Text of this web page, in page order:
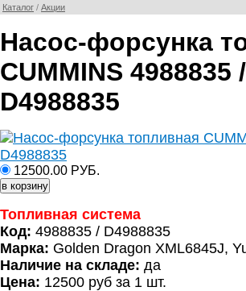
Каталог / Акции
Насос-форсунка
CUMMINS 4988835 /
D4988835
12500.00 РУБ.
Топливная система
Код: 4988835 / D4988835
Марка: Golden Dragon XML6845J,
Наличие на складе: да
Цена: 12500 руб за 1 шт.